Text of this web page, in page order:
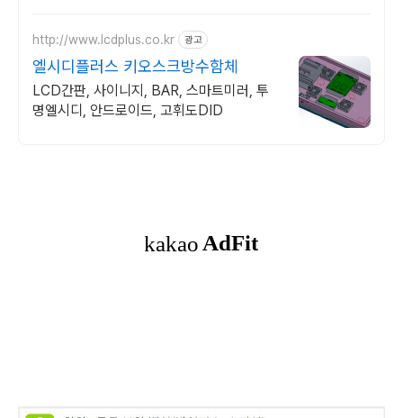
http://www.lcdplus.co.kr 광고
엘시디플러스 키오스크방수함체
LCD간판, 사이니지, BAR, 스마트미러, 투
명엘시디, 안드로이드, 고휘도DID